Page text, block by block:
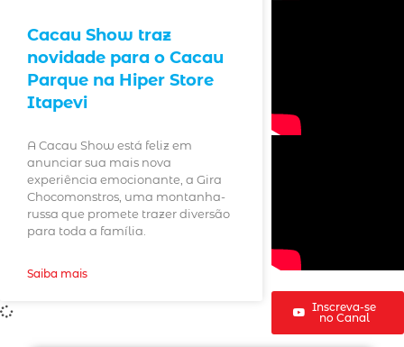
Cacau Show traz
novidade para o Cacau
Parque na Hiper Store
Itapevi
A Cacau Show está feliz em
anunciar sua mais nova
experiência emocionante, a Gira
Chocomonstros, uma montanha-
russa que promete trazer diversão
para toda a família.
Saiba mais
Inscreva-se
no Canal